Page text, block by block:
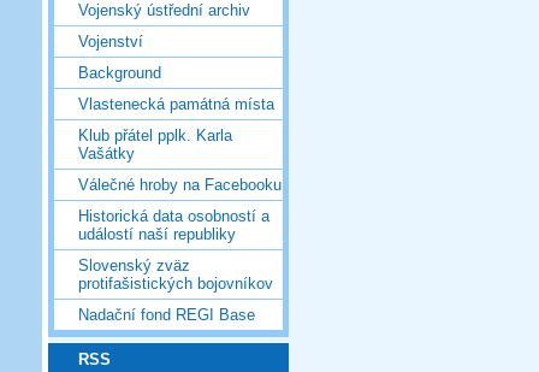
Vojenský ústřední archiv
Vojenství
Background
Vlastenecká památná místa
Klub přátel pplk. Karla
Vašátky
Válečné hroby na Facebooku
Historická data osobností a
událostí naší republiky
Slovenský zväz
protifašistických bojovníkov
Nadační fond REGI Base
RSS